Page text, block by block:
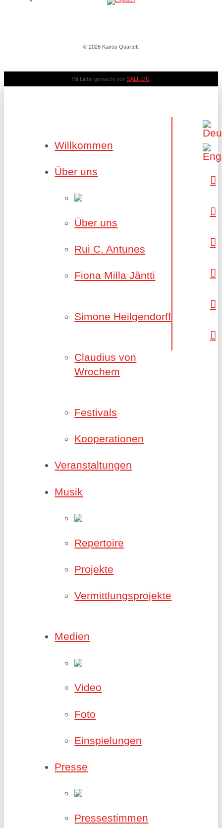
© 2026 Kairos Quartett
Mit Liebe gemacht von SALILOU
Willkommen
Über uns
Über uns
Rui C. Antunes
Fiona Milla Jäntti
Simone Heilgendorff
Claudius von
Wrochem
Festivals
Kooperationen
Veranstaltungen
Musik
Repertoire
Projekte
Vermittlungsprojekte
Medien
Video
Foto
Einspielungen
Presse
Pressestimmen